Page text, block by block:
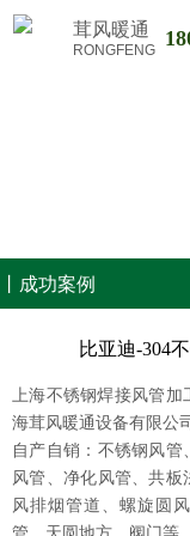
茸风暖通
RONGFENG
丨成功案例
比亚迪-304
上海不锈钢焊接风管加
海茸风暖通设备有限公司
自产自销：不锈钢风
风管、净化风管、共板
风排烟管道、螺旋圆